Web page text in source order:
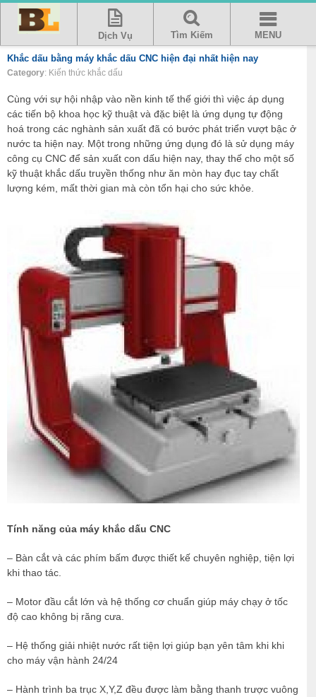
Dịch Vụ Tìm Kiếm MENU
Khắc dấu bằng máy khắc dấu CNC hiện đại nhất hiện nay
Category: Kiến thức khắc dấu
Cùng với sự hội nhập vào nền kinh tế thế giới thì việc áp dụng
các tiến bộ khoa học kỹ thuật và đặc biệt là ứng dụng tự động
hoá trong các nghành sản xuất đã có bước phát triển vượt bậc ở
nước ta hiện nay. Một trong những ứng dụng đó là sử dụng máy
công cụ CNC để sản xuất con dấu hiện nay, thay thế cho một số
kỹ thuật khắc dấu truyền thống như ăn mòn hay đục tay chất
lượng kém, mất thời gian mà còn tổn hại cho sức khỏe.
Tính năng của máy khắc dấu CNC
– Bàn cắt và các phím bấm được thiết kế chuyên nghiệp, tiện lợi
khi thao tác.
– Motor đầu cắt lớn và hệ thống cơ chuẩn giúp máy chạy ở tốc
độ cao không bị răng cưa.
– Hệ thống giải nhiệt nước rất tiện lợi giúp bạn yên tâm khi khi
cho máy vận hành 24/24
– Hành trình ba trục X,Y,Z đều được làm bằng thanh trược vuông